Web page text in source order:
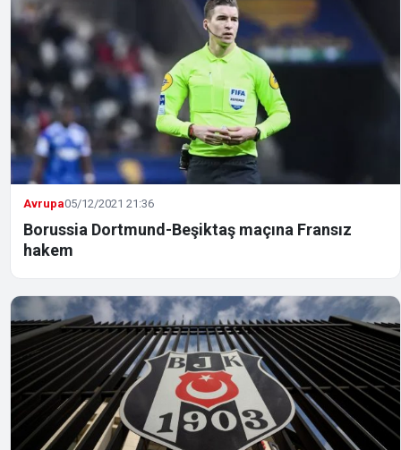
Avrupa05/12/2021 21:36
Borussia Dortmund-Beşiktaş maçına Fransız
hakem